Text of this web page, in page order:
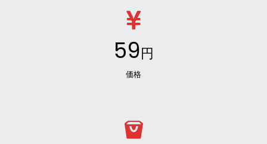
59円
価格